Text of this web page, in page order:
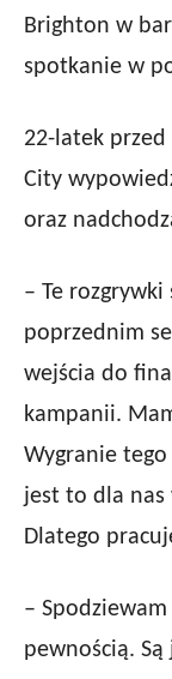
Brighton w
spotkanie w
22-latek przed
City
oraz
– Te
poprzednim
wejścia do
kampanii.
Wygranie
jest to dla nas
Dlatego
–
pewnością.